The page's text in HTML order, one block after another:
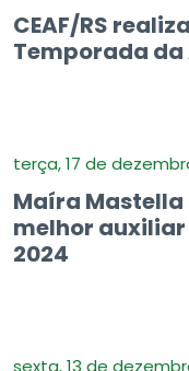
CEAF/RS
Temporada
terça, 17 de
Maíra
melhor
2024
sexta, 13 de